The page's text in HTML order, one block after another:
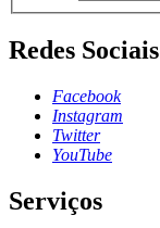
Redes Sociais
Facebook
Instagram
Twitter
YouTube
Serviços